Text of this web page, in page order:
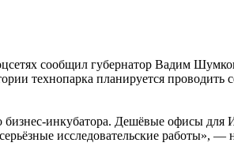
сообщил губернатор Вадим
технопарка планируется проводить
инкубатора. Дешёвые офисы
исследовательские работы», —